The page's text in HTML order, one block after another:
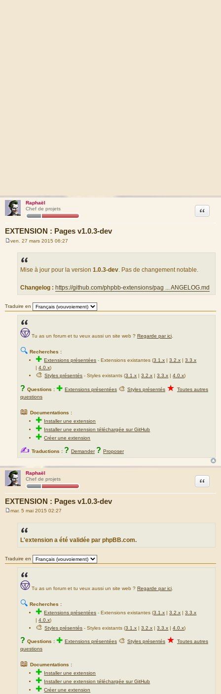
Raphaël
Chef de projets
EXTENSION : Pages v1.0.3-dev
Citation
ven. 27 mars 2015 06:27
Mise à jour pour la version 1.0.3-dev . Pas de changement notable.
Changelog : https://github.com/phpbb-extensions/pag ... ANGELOG.md
Traduire en
Tu as un forum et tu veux aussi un site web ? Regarde par ici
🔍 Recherches :
✚Extensions présentées -Extensions existantes (3.1.x |3.2.x |3.3.x
|4.0.x)
🎨Styles présentés - Styles existants (3.1.x |3.2.x |3.3.x |4.0.x)
? Questions : ✚ Extensions présentées 🎨 Styles présentés ★ Toutes autres
questions
📖 Documentations :
✚ Installer une extension
✚ Installer une extension téléchargée sur GitHub
✚Créer une extension
✍ Traductions : ? Demander ? Proposer
Raphaël
Chef de projets
EXTENSION : Pages v1.0.3-dev
Citation
mar. 5 mai 2015 02:27
L'extension a été validée par phpBB.com.
Traduire en
Tu as un forum et tu veux aussi un site web ? Regarde par ici
🔍 Recherches :
✚Extensions présentées -Extensions existantes (3.1.x |3.2.x |3.3.x
|4.0.x)
🎨Styles présentés - Styles existants (3.1.x |3.2.x |3.3.x |4.0.x)
? Questions : ✚ Extensions présentées 🎨 Styles présentés ★ Toutes autres
questions
📖 Documentations :
✚ Installer une extension
✚ Installer une extension téléchargée sur GitHub
✚Créer une extension